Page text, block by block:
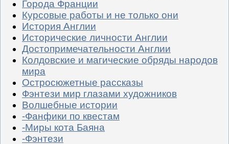
Города Франции
Курсовые работы и не только они
История Англии
Исторические личности Англии
Достопримечательности Англии
Колдовские и магические обряды народов
мира
Остросюжетные рассказы
Фэнтези мир глазами художников
Волшебные истории
-Фанфики по квестам
-Миры кота Баяна
-Фэнтези